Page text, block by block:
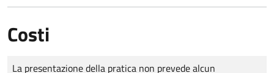
Costi
Tipo di pagamento
Importo
La presentazione della pratica non prevede alcun